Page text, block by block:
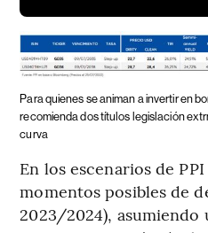
Para quienes se animan a invertir en
recomienda dos títulos legislación
curva
En los escenarios de
momentos posibles de
2023/2024), asumiendo